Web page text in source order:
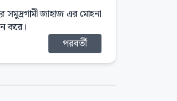
সমুদ্রগামী জাহাজ এর মোহনা
করে।
পরবর্তী